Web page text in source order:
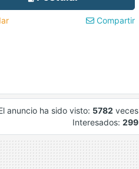
Compartir
anuncio ha sido visto: 5782 veces
Interesados: 299